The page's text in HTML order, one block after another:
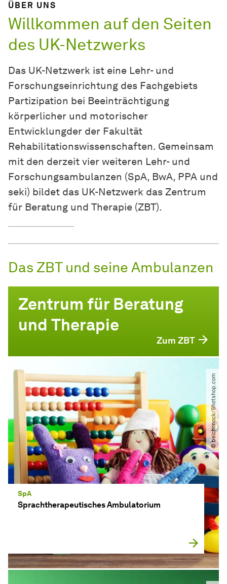
ÜBER UNS
Willkommen auf den Seiten
des UK-Netzwerks
Das UK-Netzwerk ist eine Lehr- und
Forschungseinrichtung des Fachgebiets
Partizipation bei Beeinträchtigung
körperlicher und motorischer
Entwicklungder der Fakultät
Rehabilitationswissenschaften. Gemeinsam
mit den derzeit vier weiteren Lehr- und
Forschungsambulanzen (SpA, BwA, PPA und
seki) bildet das UK-Netzwerk das Zentrum
für Beratung und Therapie (ZBT).
Das ZBT und seine Ambulanzen
Zentrum für Beratung
und Therapie
Zum ZBT
SpA
Sprachtherapeutisches Ambulatorium
© belchonock​/​Shotshop.com